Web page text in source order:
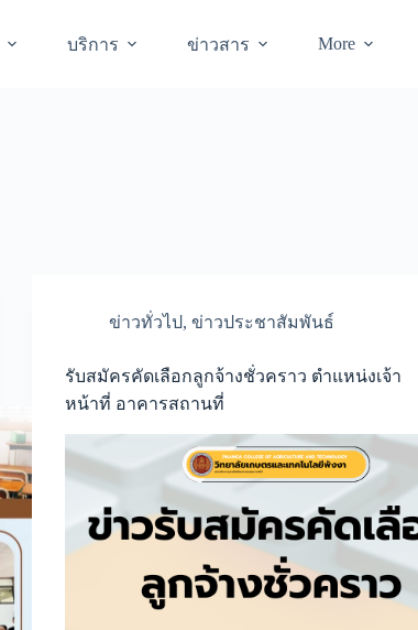
บริการ ข่าวสาร More
ข่าวทั่วไป,ข่าวประชาสัมพันธ์
รับสมัครคัดเลือกลูกจ้างชั่วคราว ตำแหน่งเจ้า
หน้าที่ อาคารสถานที่